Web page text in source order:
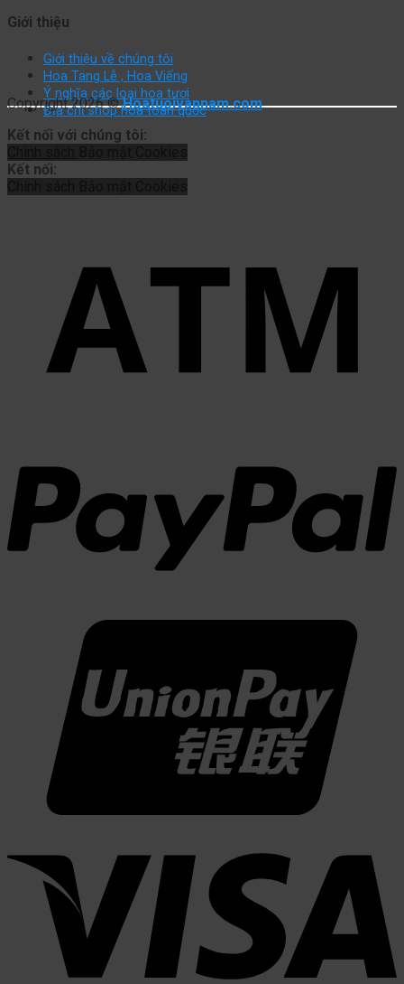
Giới thiệu
Giới thiệu về chúng tôi
Hoa Tang Lễ , Hoa Viếng
Ý nghĩa các loại hoa tươi
Địa chỉ shop hoa toàn quốc
Copyright 2026 ©Hoatuoivannam.com
Kết nối với chúng tôi:
Kết nối: